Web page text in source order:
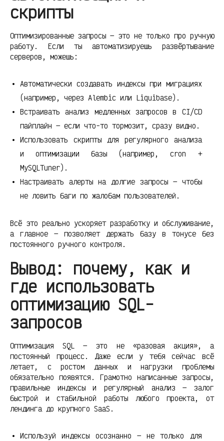
скрипты
Оптимизированные запросы — это не только про ручную
работу. Если ты автоматизируешь развёртывание
серверов, можешь:
Автоматически создавать индексы при миграциях
(например, через Alembic или Liquibase).
Встраивать анализ медленных запросов в CI/CD
пайплайн — если что-то тормозит, сразу видно.
Использовать скрипты для регулярного анализа
и оптимизации базы (например, cron +
MySQLTuner).
Настраивать алерты на долгие запросы — чтобы
не ловить баги по жалобам пользователей.
Всё это реально ускоряет разработку и обслуживание,
а главное — позволяет держать базу в тонусе без
постоянного ручного контроля.
Вывод: почему, как и
где использовать
оптимизацию SQL-
запросов
Оптимизация SQL — это не «разовая акция», а
постоянный процесс. Даже если у тебя сейчас всё
летает, с ростом данных и нагрузки проблемы
обязательно появятся. Грамотно написанные запросы,
правильные индексы и регулярный анализ — залог
быстрой и стабильной работы любого проекта, от
лендинга до крупного SaaS.
Используй индексы осознанно — не только для